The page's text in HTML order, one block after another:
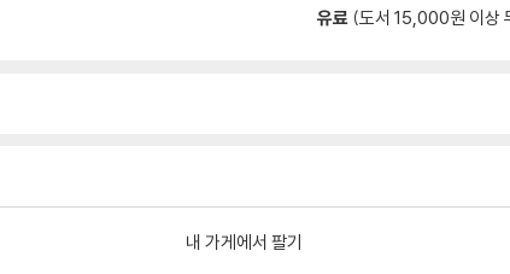
유료 (도서 15,000원 이상
내 가게에서 팔기